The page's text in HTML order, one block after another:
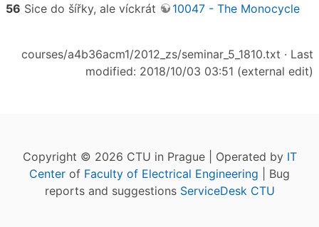
56 Sice do šířky, ale víckrát 10047 - The Monocycle
courses/a4b36acm1/2012_zs/seminar_5_1810.txt · Last
modified: 2018/10/03 03:51 (external edit)
Copyright © 2026 CTU in Prague | Operated by IT
Center of Faculty of Electrical Engineering | Bug
reports and suggestions ServiceDesk CTU